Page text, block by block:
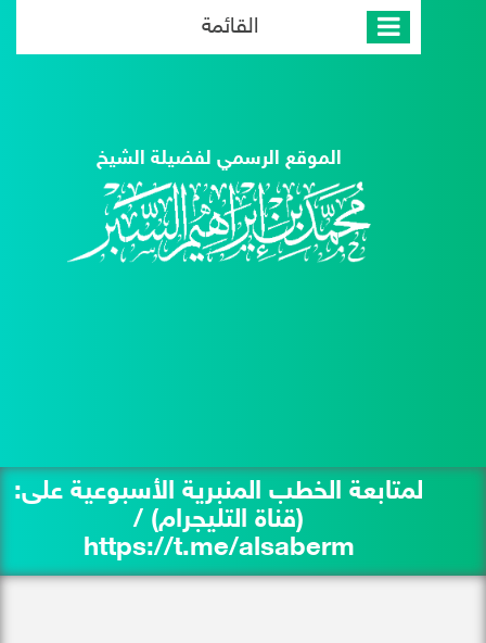
القائمة
الموقع الرسمي لفضيلة الشيخ
لمتابعة الخطب المنبرية الأسبوعية على:
(قناة التليجرام) /
https://t.me/alsaberm